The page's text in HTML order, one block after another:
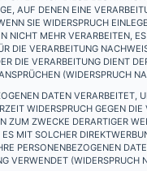
AUF DENEN EINE
SIE WIDERSPRUCH
NICHT MEHR VERARBEITEN,
DIE VERARBEITUNG
DIE VERARBEITUNG DIENT
(WIDERSPRUCH
DATEN VERARBEITET,
WIDERSPRUCH GEGEN
ZUM ZWECKE DERARTIGER
MIT SOLCHER
PERSONENBEZOGENEN
VERWENDET (WIDERSPRUCH